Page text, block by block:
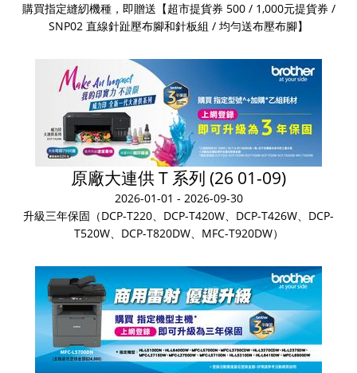
購買指定縫紉機種，即贈送【超市提貨券 500 / 1,000元提貨券 /
SNP02 直線針趾壓布腳和針板組 / 均勻送布壓布腳】
原廠大連供 T 系列 (26 01-09)
2026-01-01 - 2026-09-30
升級三年保固（DCP-T220、DCP-T420W、DCP-T426W、DCP-
T520W、DCP-T820DW、MFC-T920DW）